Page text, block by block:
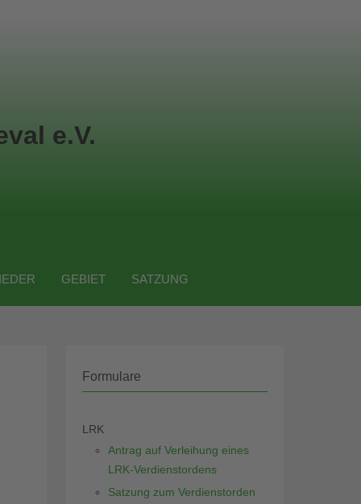
e.V.
GEBIET SATZUNG
Formulare
LRK
Antrag auf Verleihung eines
LRK-Verdienstordens
Satzung zum Verdienstorden